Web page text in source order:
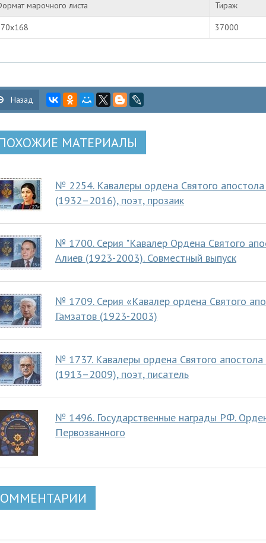
марочного листа Тираж
37000
Назад
МАТЕРИАЛЫ
№ 2254. Кавалеры ордена Святого
(1932–2016), поэт, прозаик
№ 1700. Серия "Кавалер Ордена Святого
Алиев (1923-2003). Совместный выпуск
№ 1709. Серия «Кавалер ордена Святого
Гамзатов (1923-2003)
№ 1737. Кавалеры ордена Святого
(1913–2009), поэт, писатель
№ 1496. Государственные награды РФ.
Первозванного